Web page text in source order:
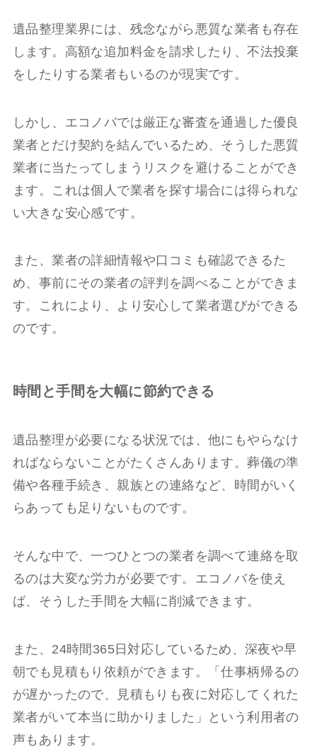
遺品整理業界には、残念ながら悪質な業者も存在
します。高額な追加料金を請求したり、不法投棄
をしたりする業者もいるのが現実です。
しかし、エコノバでは厳正な審査を通過した優良
業者とだけ契約を結んでいるため、そうした悪質
業者に当たってしまうリスクを避けることができ
ます。これは個人で業者を探す場合には得られな
い大きな安心感です。
また、業者の詳細情報や口コミも確認できるた
め、事前にその業者の評判を調べることができま
す。これにより、より安心して業者選びができる
のです。
時間と手間を大幅に節約できる
遺品整理が必要になる状況では、他にもやらなけ
ればならないことがたくさんあります。葬儀の準
備や各種手続き、親族との連絡など、時間がいく
らあっても足りないものです。
そんな中で、一つひとつの業者を調べて連絡を取
るのは大変な労力が必要です。エコノバを使え
ば、そうした手間を大幅に削減できます。
また、24時間365日対応しているため、深夜や早
朝でも見積もり依頼ができます。「仕事柄帰るの
が遅かったので、見積もりも夜に対応してくれた
業者がいて本当に助かりました」という利用者の
声もあります。